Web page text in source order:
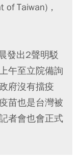
Taiwan)，
發出2聲明駁
午至立院備詢
府沒有擋疫
苗也是台灣被
者會也會正式